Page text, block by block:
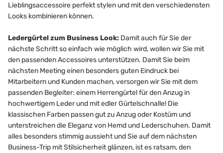
Lieblingsaccessoire perfekt stylen und mit den verschiedensten
Looks kombinieren können.
Ledergürtel zum Business Look: Damit auch für Sie der
nächste Schritt so einfach wie möglich wird, wollen wir Sie mit
den passenden Accessoires unterstützen. Damit Sie beim
nächsten Meeting einen besonders guten Eindruck bei
Mitarbeitern und Kunden machen, versorgen wir Sie mit dem
passenden Begleiter: einem Herrengürtel für den Anzug in
hochwertigem Leder und mit edler Gürtelschnalle! Die
klassischen Farben passen gut zu Anzug oder Kostüm und
unterstreichen die Eleganz von Hemd und Lederschuhen. Damit
alles besonders stimmig aussieht und Sie auf dem nächsten
Business-Trip mit Stilsicherheit glänzen, ist es ratsam, den